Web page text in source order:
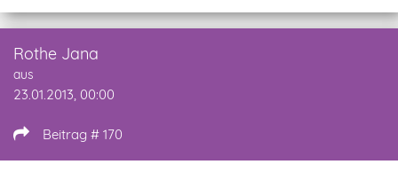
Rothe Jana
aus
23.01.2013, 00:00
Beitrag # 170